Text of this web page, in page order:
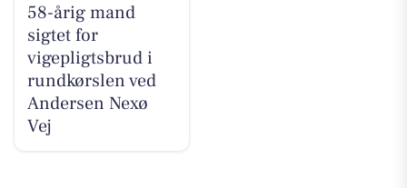
58-årig mand
sigtet for
vigepligtsbrud i
rundkørslen ved
Andersen Nexø
Vej